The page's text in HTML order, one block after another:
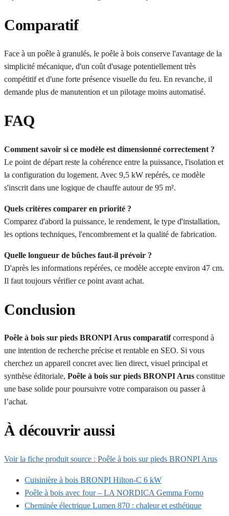
Comparatif
Face à un poêle à granulés, le poêle à bois conserve l'avantage de la
simplicité mécanique, d'un coût d'usage potentiellement très
compétitif et d'une forte présence visuelle du feu. En revanche, il
demande plus de manutention et un pilotage moins automatisé.
FAQ
Comment savoir si ce modèle est dimensionné correctement ?
Le point de départ reste la cohérence entre la puissance, l'isolation et
la configuration du logement. Avec 9,5 kW repérés, ce modèle
s'inscrit dans une logique de chauffe autour de 95 m².
Quels critères comparer en priorité ?
Comparez d'abord la puissance, le rendement, le type d'installation,
les options techniques, l'encombrement et la qualité de fabrication.
Quelle longueur de bûches faut-il prévoir ?
D'après les informations repérées, ce modèle accepte environ 47 cm.
Il faut toujours vérifier ce point avant achat.
Conclusion
Poêle à bois sur pieds BRONPI Arus comparatifcorrespond à
une intention de recherche précise et rentable en SEO. Si vous
cherchez un appareil concret avec lien direct, visuel principal et
synthèse éditoriale, Poêle à bois sur pieds BRONPI Arus constitue
une base solide pour poursuivre votre comparaison ou passer à
l’achat.
À découvrir aussi
Voir la fiche produit source : Poêle à bois sur pieds BRONPI Arus
Cuisinière à bois BRONPI Hilton-C 6 kW
Poêle à bois avec four – LA NORDICA Gemma Forno
Cheminée électrique Lumen 870 : chaleur et esthétique